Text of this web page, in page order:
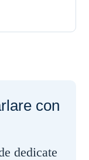
con
dedicate